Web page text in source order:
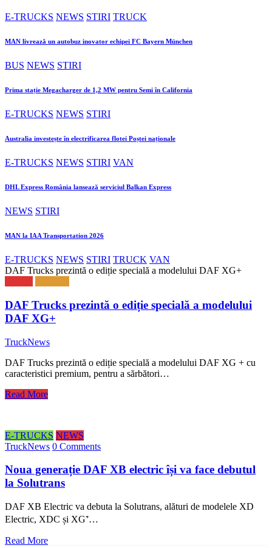
E-TRUCKS NEWS STIRI TRUCK
MAN livrează un autobuz inovator echipei FC Bayern München
BUS NEWS STIRI
Prima stație Megacharger de 1,2 MW pentru Semi în California
E-TRUCKS NEWS STIRI
Australia investește în electrificarea flotei Poștei naționale
E-TRUCKS NEWS STIRI VAN
DHL Express România lansează serviciul Balkan Express
NEWS STIRI
MAN la IAA Transportation 2026
E-TRUCKS NEWS STIRI TRUCK VAN
DAF Trucks prezintă o ediție specială a modelului DAF XG+
DAF Trucks prezintă o ediție specială a modelului
DAF XG+
TruckNews
DAF Trucks prezintă o ediție specială a modelului DAF XG + cu
caracteristici premium, pentru a sărbători…
Read More
E-TRUCKS NEWS
TruckNews 0 Comments
Noua generație DAF XB electric își va face debutul
la Solutrans
DAF XB Electric va debuta la Solutrans, alături de modelele XD
Electric, XDC și XG⁺…
Read More